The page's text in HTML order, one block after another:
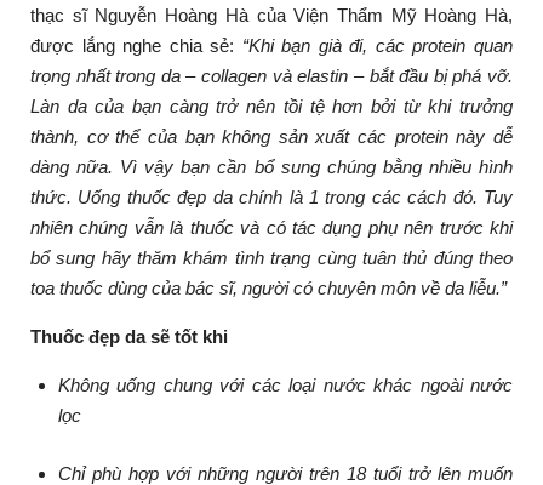
thạc sĩ Nguyễn Hoàng Hà của Viện Thẩm Mỹ Hoàng Hà,
được lắng nghe chia sẻ: “Khi bạn già đi, các protein quan
trọng nhất trong da – collagen và elastin – bắt đầu bị phá vỡ.
Làn da của bạn càng trở nên tồi tệ hơn bởi từ khi trưởng
thành, cơ thể của bạn không sản xuất các protein này dễ
dàng nữa. Vì vậy bạn cần bổ sung chúng bằng nhiều hình
thức. Uống thuốc đẹp da chính là 1 trong các cách đó. Tuy
nhiên chúng vẫn là thuốc và có tác dụng phụ nên trước khi
bổ sung hãy thăm khám tình trạng cùng tuân thủ đúng theo
toa thuốc dùng của bác sĩ, người có chuyên môn về da liễu.”
Thuốc đẹp da sẽ tốt khi
Không uống chung với các loại nước khác ngoài nước
lọc
Chỉ phù hợp với những người trên 18 tuổi trở lên muốn